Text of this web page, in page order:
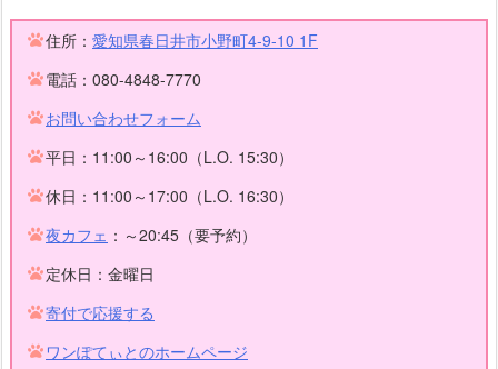
住所： 愛知県春日井市小野町4-9-10 1F
電話：080-4848-7770
お問い合わせフォーム
平日：11:00～16:00（L.O. 15:30）
休日：11:00～17:00（L.O. 16:30）
夜カフェ ：～20:45（要予約）
定休日：金曜日
寄付で応援する
ワンぽてぃとのホームページ